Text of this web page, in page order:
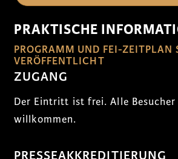
PRAKTISCHE
PROGRAMM UND FEI-ZEITPLAN
VERÖFFENTLICHT
ZUGANG
Der Eintritt ist frei. Alle Besucher
willkommen.
PRESSEAKKREDITIERUNG